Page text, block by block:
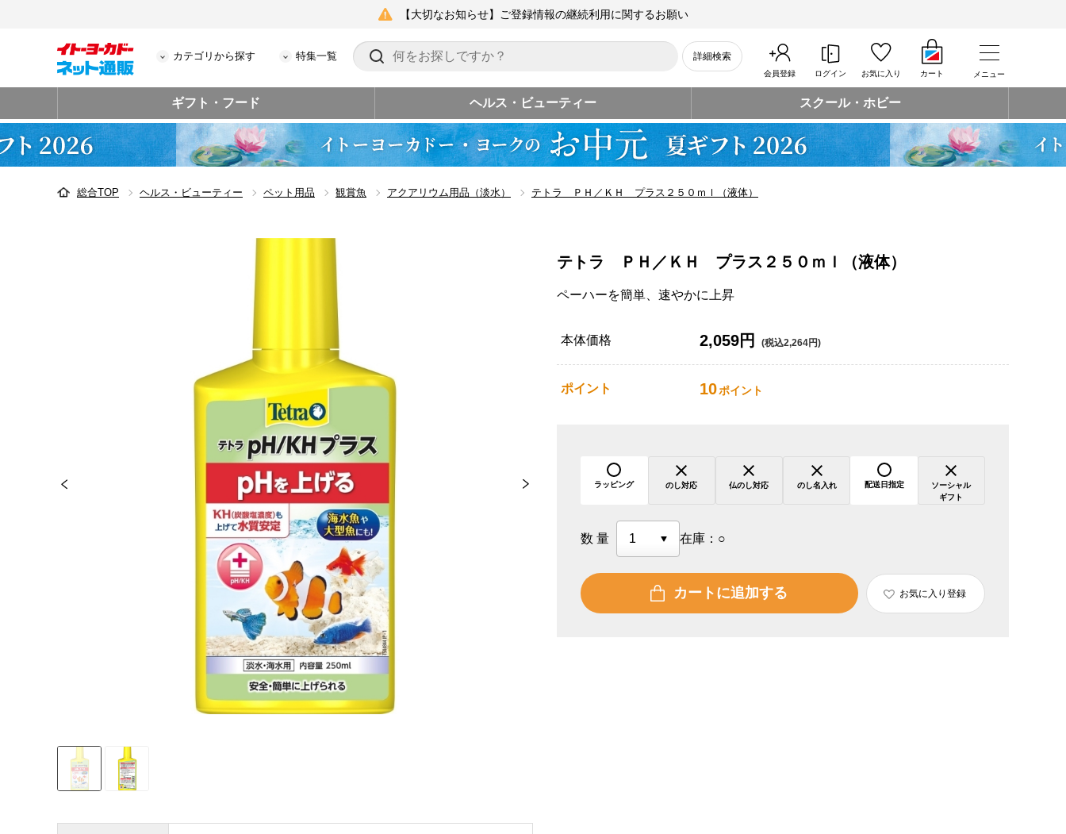
【大切なお知らせ】ご登録情報の継続利用に関するお願い
カテゴリから探す 特集一覧 詳細検索
会員登録 ログイン お気に入り カート メニュー
ギフト・フード ヘルス・ビューティー スクール・ホビー
総合TOP ヘルス・ビューティー ペット用品 観賞魚 アクアリウム用品（淡水） テトラ ＰＨ／ＫＨ プラス２５０ｍｌ（液体）
テトラ ＰＨ／ＫＨ プラス２５０ｍｌ（液体）
ペーハーを簡単、速やかに上昇
本体価格 2,059円 (税込2,264円)
ポイント 10ポイント
ラッピング のし対応 仏のし対応 のし名入れ 配送日指定
ソーシャル
ギフト
数量 在庫： ○
カートに追加する お気に入り登録